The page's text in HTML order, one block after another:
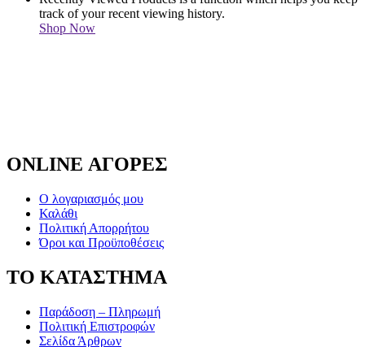
track of your recent viewing history.
Shop Now
ONLINE ΑΓΟΡΕΣ
Ο λογαριασμός μου
Καλάθι
Πολιτική Απορρήτου
Όροι και Προϋποθέσεις
ΤΟ ΚΑΤΑΣΤΗΜΑ
Παράδοση – Πληρωμή
Πολιτική Επιστροφών
Σελίδα Άρθρων